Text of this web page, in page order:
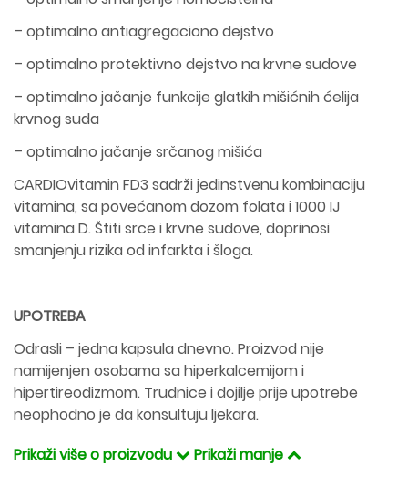
– optimalno antiagregaciono dejstvo
– optimalno protektivno dejstvo na krvne sudove
– optimalno jačanje funkcije glatkih mišićnih ćelija
krvnog suda
– optimalno jačanje srčanog mišića
CARDIOvitamin FD3 sadrži jedinstvenu kombinaciju
vitamina, sa povećanom dozom folata i 1000 IJ
vitamina D. Štiti srce i krvne sudove, doprinosi
smanjenju rizika od infarkta i šloga.
UPOTREBA
Odrasli – jedna kapsula dnevno. Proizvod nije
namijenjen osobama sa hiperkalcemijom i
hipertireodizmom. Trudnice i dojilje prije upotrebe
neophodno je da konsultuju ljekara.
Prikaži više o proizvodu
Prikaži manje